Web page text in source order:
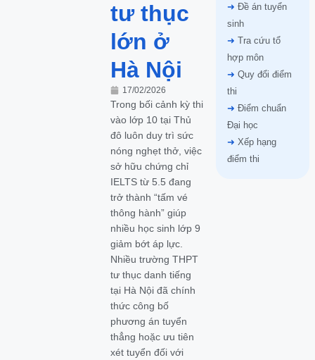
tư thục
lớn ở
Hà Nội
17/02/2026
Trong bối cảnh kỳ thi
vào lớp 10 tại Thủ
đô luôn duy trì sức
nóng nghẹt thở, việc
sở hữu chứng chỉ
IELTS từ 5.5 đang
trở thành “tấm vé
thông hành” giúp
nhiều học sinh lớp 9
giảm bớt áp lực.
Nhiều trường THPT
tư thục danh tiếng
tại Hà Nội đã chính
thức công bố
phương án tuyển
thẳng hoặc ưu tiên
xét tuyển đối với
➜ Đề án tuyển
sinh
➜ Tra cứu tổ
hợp môn
➜ Quy đổi điểm
thi
➜ Điểm chuẩn
Đại học
➜ Xếp hạng
điểm thi